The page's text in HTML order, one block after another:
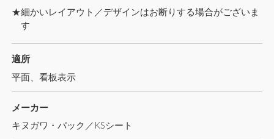
★細かいレイアウト／デザインはお断りする場合がございま
す
適所
平面、看板表示
メーカー
キヌガワ・パック／KSシート